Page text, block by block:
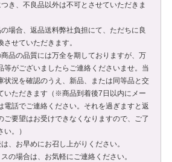
き、不良品以外は不可とさせていただきま
場合、返品送料弊社負担にて、ただちに良
させていただきます。
品の品質には万全を期しておりますが、万
等がございましたらご連絡くださいませ。当
状況を確認のうえ、新品、または同等品と交
いただきます（※商品到着後7日以内にメー
電話でご連絡ください。それを過ぎますと返
ご要望はお受けできなくなりますので、ご了
い。）
、お早めにお召し上がりください。
の場合は、お気軽にご連絡ください。